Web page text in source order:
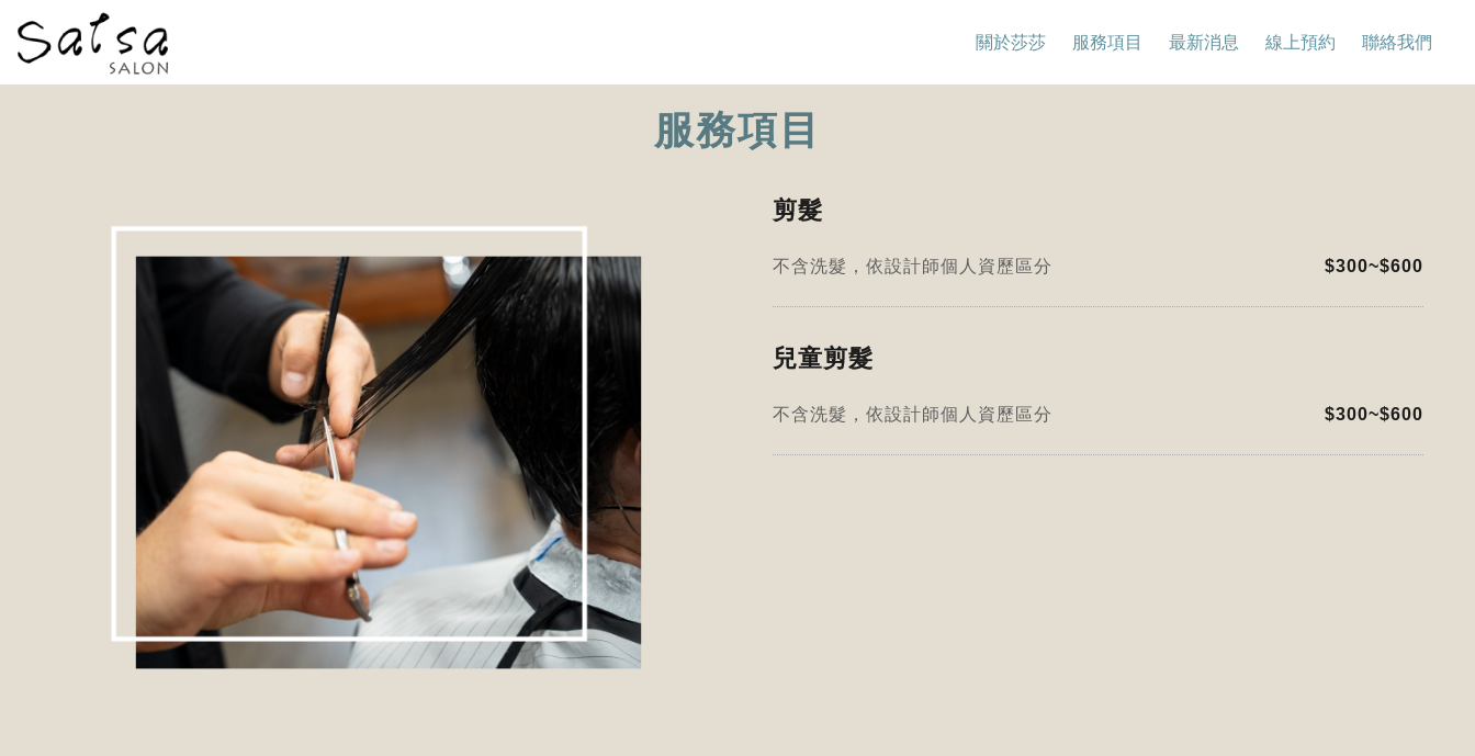
關於莎莎 服務項目 最新消息 線上預約 聯絡我們
服務項目
剪髮
不含洗髮，依設計師個人資歷區分 $300~$600
兒童剪髮
不含洗髮，依設計師個人資歷區分 $300~$600